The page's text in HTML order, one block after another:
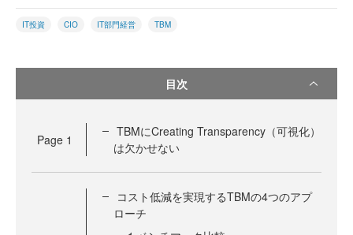
IT投資 CIO IT部門経営 TBM
目次
Page 1
TBMにCreating Transparency（可視化）
は欠かせない
コスト低減を実現するTBMの4つのアプ
ローチ